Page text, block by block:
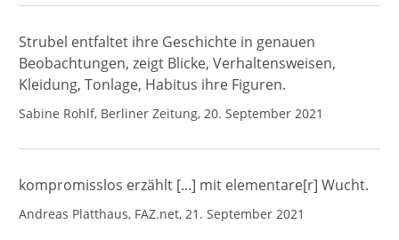
Strubel entfaltet ihre Geschichte in genauen
Beobachtungen, zeigt Blicke, Verhaltensweisen,
Kleidung, Tonlage, Habitus ihre Figuren.
Sabine Rohlf, Berliner Zeitung, 20. September 2021
kompromisslos erzählt [...] mit elementare[r] Wucht.
Andreas Platthaus, FAZ.net, 21. September 2021